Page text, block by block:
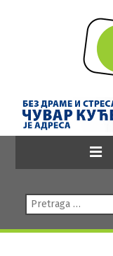
Pretraga: